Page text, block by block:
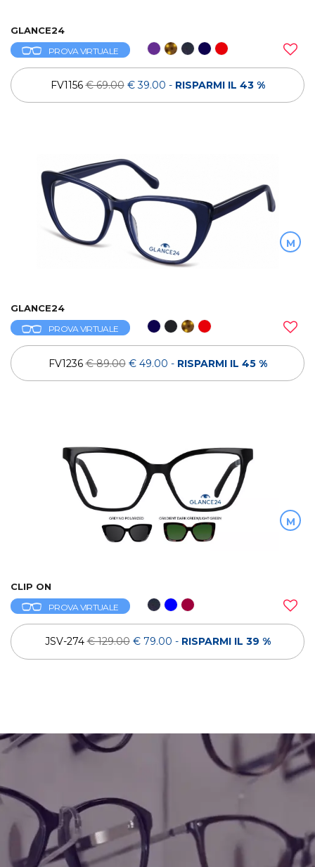
GLANCE24
PROVA VIRTUALE
FV1156€ 69.00 € 39.00 - RISPARMI IL 43 %
M
GLANCE24
PROVA VIRTUALE
FV1236€ 89.00 € 49.00 - RISPARMI IL 45 %
M
CLIP ON
PROVA VIRTUALE
JSV-274€ 129.00 € 79.00 - RISPARMI IL 39 %